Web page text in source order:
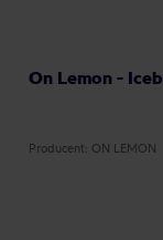
On Lemon -
Producent: ON LEMON